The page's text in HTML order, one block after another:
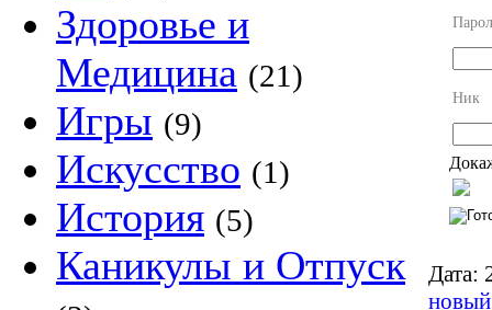
Здоровье и
Медицина (21)
Игры (9)
Искусство (1)
История (5)
Каникулы и Отпуск
Ник
Дата: